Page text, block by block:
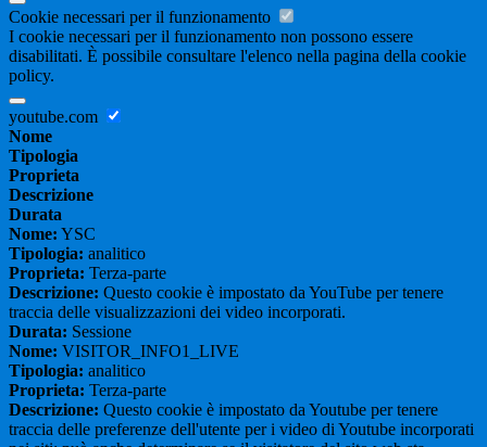
Cookie necessari per il funzionamento
I cookie necessari per il funzionamento non possono essere
disabilitati. È possibile consultare l'elenco nella pagina della cookie
policy.
youtube.com
Nome
Tipologia
Proprieta
Descrizione
Durata
Nome: YSC
Tipologia: analitico
Proprieta: Terza-parte
Descrizione: Questo cookie è impostato da YouTube per tenere
traccia delle visualizzazioni dei video incorporati.
Durata: Sessione
Nome: VISITOR_INFO1_LIVE
Tipologia: analitico
Proprieta: Terza-parte
Descrizione: Questo cookie è impostato da Youtube per tenere
traccia delle preferenze dell'utente per i video di Youtube incorporati